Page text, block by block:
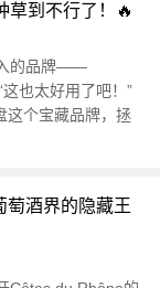
草到不行了！🔥
入的品牌——
也太好用了吧！”
这个宝藏品牌，拯
萄酒界的隐藏王